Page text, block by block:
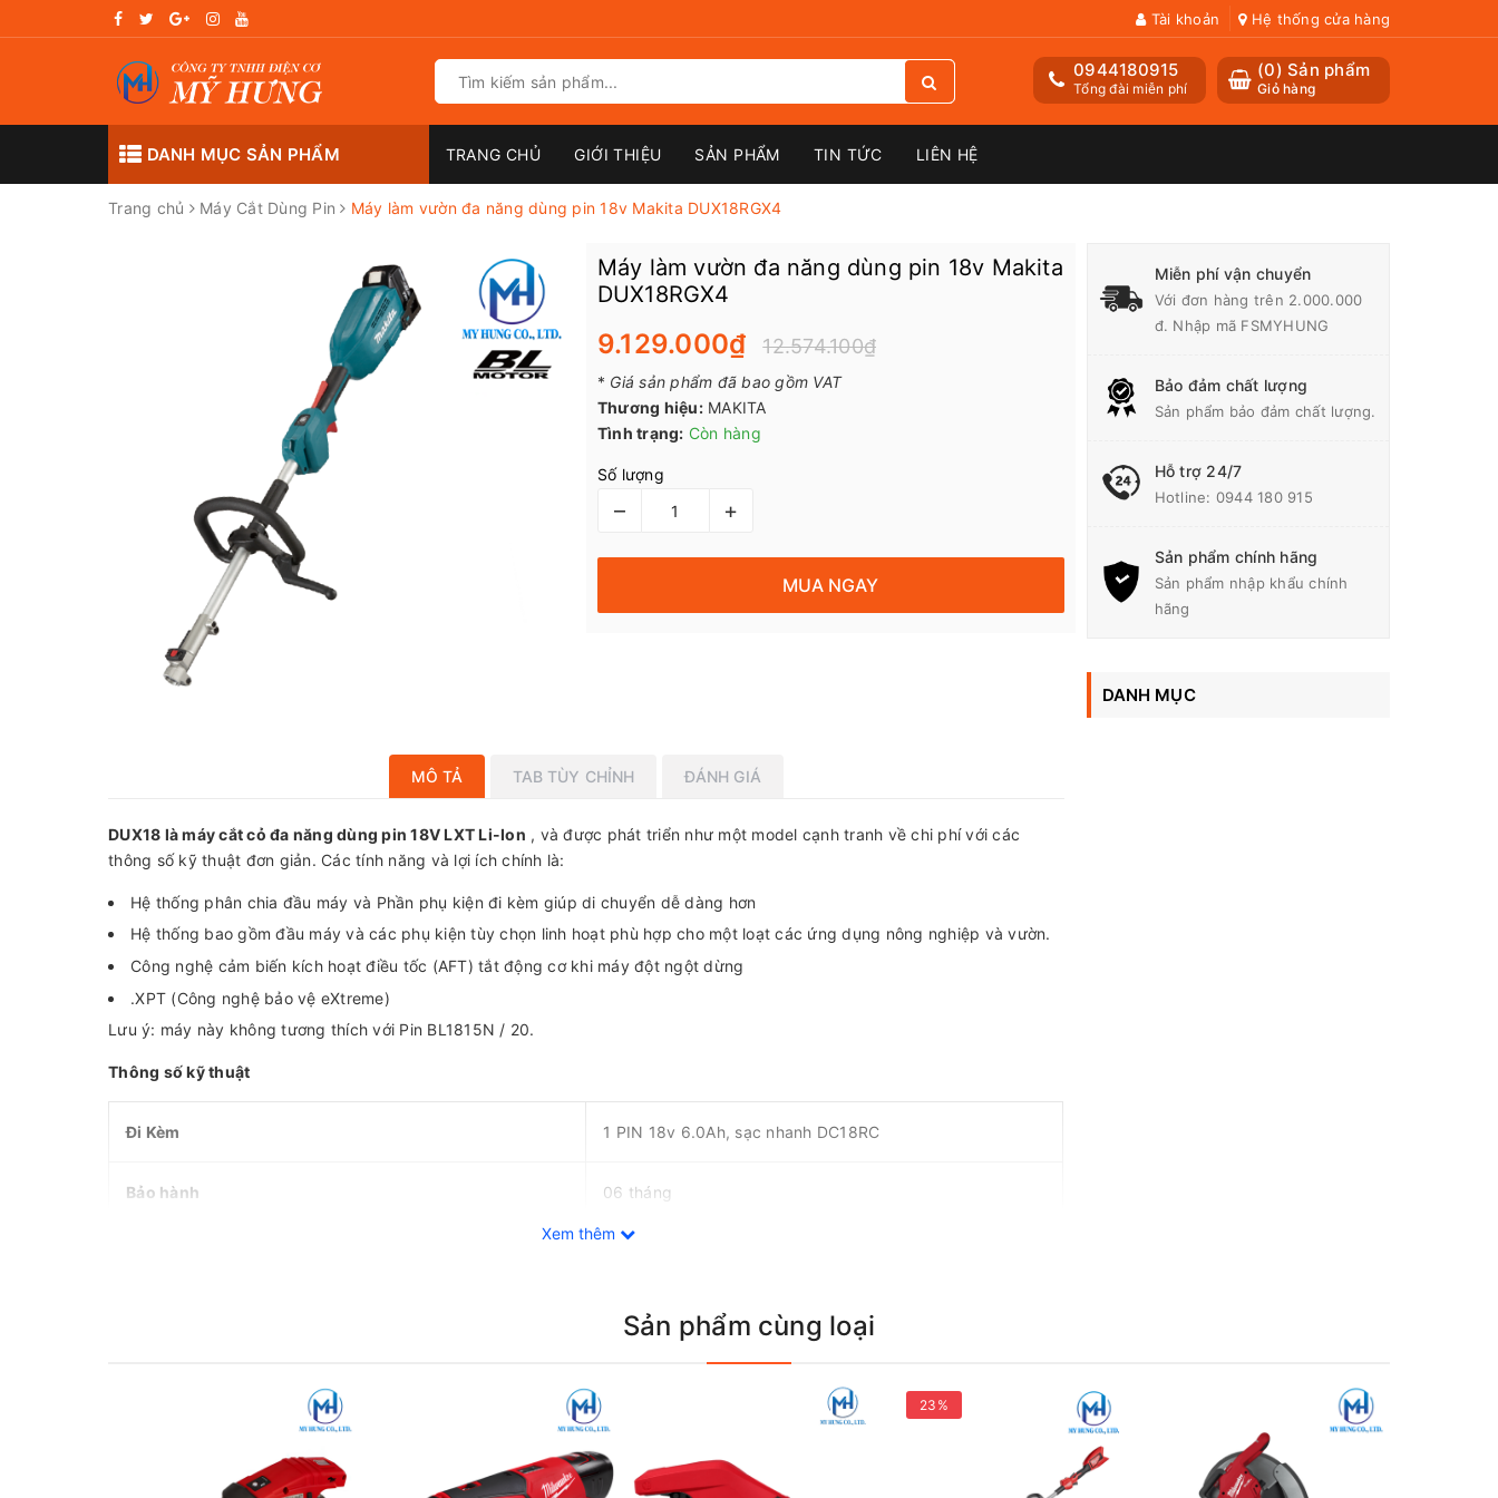
Tài khoản Hệ thống cửa hàng
(0) Sản phẩm
Giỏ hàng
0944180915
Tổng đài miễn phí
DANH MỤC SẢN PHẨM TRANG CHỦ GIỚI THIỆU SẢN PHẨM TIN TỨC LIÊN HỆ
Trang chủ Máy Cắt Dùng Pin Máy làm vườn đa năng dùng pin 18v Makita DUX18RGX4
Máy làm vườn đa năng dùng pin 18v Makita
DUX18RGX4
9.129.000₫ 12.574.100₫
* Giá sản phẩm đã bao gồm VAT
Thương hiệu: MAKITA
Tình trạng: Còn hàng
Số lượng
– +
MUA NGAY
MÔ TẢ TAB TÙY CHỈNH ĐÁNH GIÁ
DUX18 là máy cắt cỏ đa năng dùng pin 18V LXT Li-Ion , và được phát triển như một model cạnh tranh về chi phí với các
thông số kỹ thuật đơn giản. Các tính năng và lợi ích chính là:
Hệ thống phân chia đầu máy và Phần phụ kiện đi kèm giúp di chuyển dễ dàng hơn
Hệ thống bao gồm đầu máy và các phụ kiện tùy chọn linh hoạt phù hợp cho một loạt các ứng dụng nông nghiệp và vườn.
Công nghệ cảm biến kích hoạt điều tốc (AFT) tắt động cơ khi máy đột ngột dừng
.XPT (Công nghệ bảo vệ eXtreme)
Lưu ý: máy này không tương thích với Pin BL1815N / 20.
Thông số kỹ thuật
Đi Kèm 1 PIN 18v 6.0Ah, sạc nhanh DC18RC
Bảo hành 06 tháng
2.8 - 3.1 kg (6.2 - 6.8 lbs.)
Xem thêm
Miễn phí vận chuyển
Với đơn hàng trên 2.000.000
đ. Nhập mã FSMYHUNG
Bảo đảm chất lượng
Sản phẩm bảo đảm chất lượng.
Hỗ trợ 24/7
Hotline: 0944 180 915
Sản phẩm chính hãng
Sản phẩm nhập khẩu chính
hãng
DANH MỤC
Sản phẩm cùng loại
23%